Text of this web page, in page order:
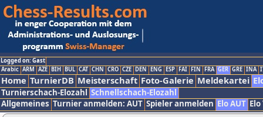
Logged on: Gast
Arabic ARM AZE BIH BUL CAT CHN CRO CZE DEN ENG ESP FAI FIN FRA GER GRE INA
Home TurnierDB Meisterschaft Foto-Galerie Meldekartei
Turnierschach-Elozahl Schnellschach-Elozahl
Allgemeines Turnier anmelden: AUT Spieler anmelden Elo AUT